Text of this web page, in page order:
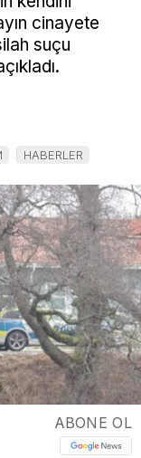
cinayete
suçu
HABERLER
ABONE OL